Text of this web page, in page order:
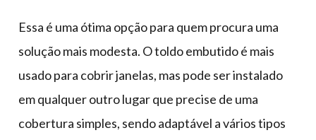
Essa é uma ótima opção para quem procura uma
solução mais modesta. O toldo embutido é mais
usado para cobrir janelas, mas pode ser instalado
em qualquer outro lugar que precise de uma
cobertura simples, sendo adaptável a vários tipos